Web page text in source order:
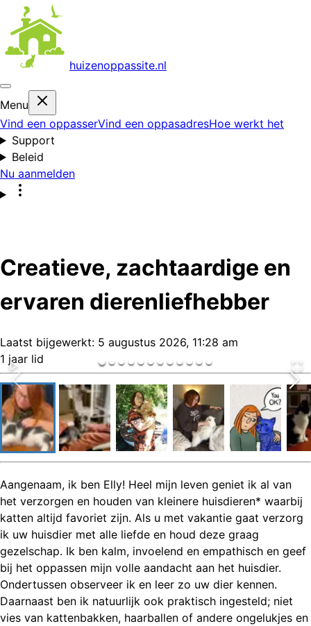
huizenoppassite.nl
Menu
Vind een oppasserVind een oppasadresHoe werkt het
Support
Beleid
Nu aanmelden
Creatieve, zachtaardige en
ervaren dierenliefhebber
Laatst bijgewerkt: 5 augustus 2026, 11:28 am
1 jaar lid
Aangenaam, ik ben Elly! Heel mijn leven geniet ik al van
het verzorgen en houden van kleinere huisdieren* waarbij
katten altijd favoriet zijn. Als u met vakantie gaat verzorg
ik uw huisdier met alle liefde en houd deze graag
gezelschap. Ik ben kalm, invoelend en empathisch en geef
bij het oppassen mijn volle aandacht aan het huisdier.
Ondertussen observeer ik en leer zo uw dier kennen.
Daarnaast ben ik natuurlijk ook praktisch ingesteld; niet
vies van kattenbakken, haarballen of andere ongelukjes en